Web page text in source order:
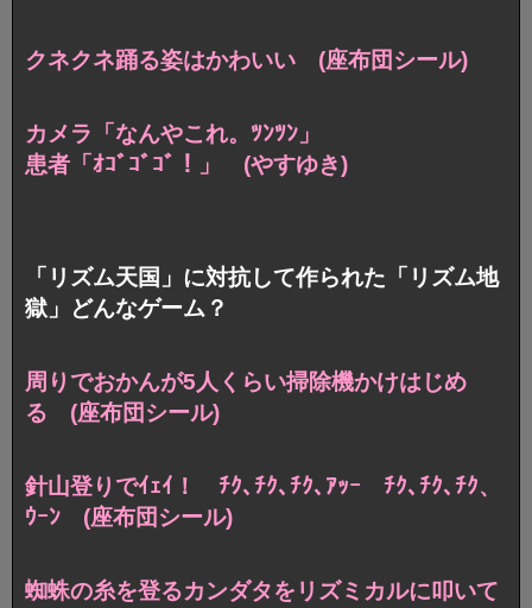
クネクネ踊る姿はかわいい (座布団シール)
カメラ「なんやこれ。ﾂﾝﾂﾝ」
患者「ｵｺﾞｺﾞｺﾞ！」 (やすゆき)
「リズム天国」に対抗して作られた「リズム地
獄」どんなゲーム？
周りでおかんが5人くらい掃除機かけはじめ
る (座布団シール)
針山登りでｲｪｲ！ ﾁｸ､ﾁｸ､ﾁｸ､ｱｯｰ ﾁｸ､ﾁｸ､ﾁｸ、
ｳｰﾝ (座布団シール)
蜘蛛の糸を登るカンダタを リズミカルに叩いて